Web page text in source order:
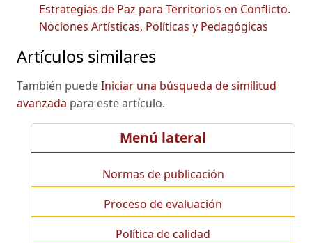
Estrategias de Paz para Territorios en Conflicto.
Nociones Artísticas, Políticas y Pedagógicas
Artículos similares
También puedeIniciar una búsqueda de similitud
avanzada para este artículo.
Menú lateral
Normas de publicación
Proceso de evaluación
Política de calidad